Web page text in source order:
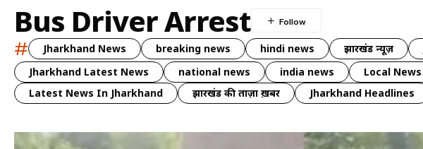
Bus Driver Arrest
# Jharkhand News breaking news hindi news झारखंड न्यूज़
Jharkhand Latest News
national news india news Local News
Latest News In Jharkhand
झारखंड की ताज़ा ख़बर Jharkhand Headlines